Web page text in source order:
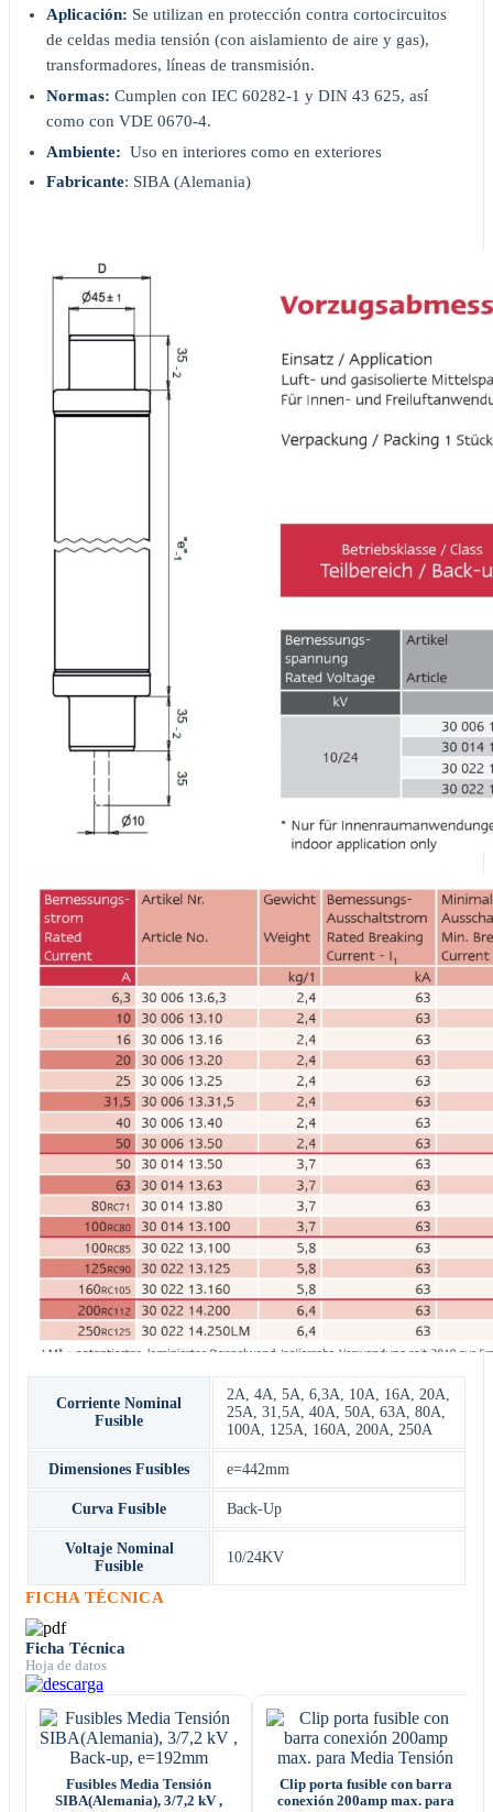
Aplicación: Se utilizan en protección contra cortocircuitos
de celdas media tensión (con aislamiento de aire y gas),
transformadores, líneas de transmisión.
Normas: Cumplen con IEC 60282-1 y DIN 43 625, así
como con VDE 0670-4.
Ambiente: Uso en interiores como en exteriores
Fabricante: SIBA (Alemania)
Corriente Nominal
Fusible
2A, 4A, 5A, 6,3A, 10A, 16A, 20A,
25A, 31,5A, 40A, 50A, 63A, 80A,
100A, 125A, 160A, 200A, 250A
Dimensiones Fusibles e=442mm
Curva Fusible Back-Up
Voltaje Nominal
Fusible
10/24KV
FICHA TÉCNICA
Ficha Técnica
Hoja de datos
Fusibles Media Tensión
SIBA(Alemania), 3/7,2 kV ,
Clip porta fusible con barra
conexión 200amp max. para